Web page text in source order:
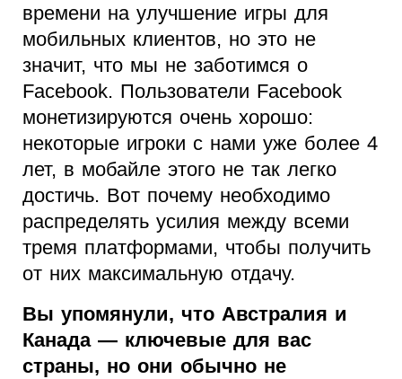
времени на улучшение игры для
мобильных клиентов, но это не
значит, что мы не заботимся о
Facebook. Пользователи Facebook
монетизируются очень хорошо:
некоторые игроки с нами уже более 4
лет, в мобайле этого не так легко
достичь. Вот почему необходимо
распределять усилия между всеми
тремя платформами, чтобы получить
от них максимальную отдачу.
Вы упомянули, что Австралия и
Канада — ключевые для вас
страны, но они обычно не